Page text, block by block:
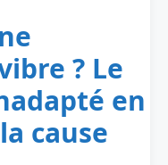
? Le
en
cause